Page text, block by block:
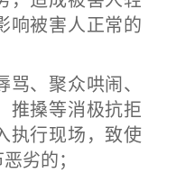
响被害人正常的
、聚众哄闹、
推搡等消极抗拒
执行现场，致使
劣的；